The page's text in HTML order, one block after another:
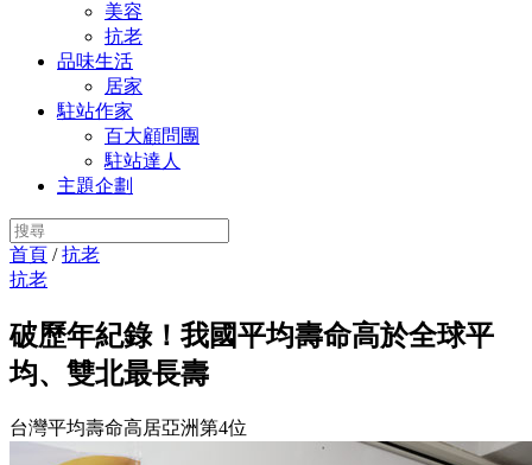
美容
抗老
品味生活
居家
駐站作家
百大顧問團
駐站達人
主題企劃
首頁 /抗老
抗老
破歷年紀錄！我國平均壽命高於全球平
均、雙北最長壽
台灣平均壽命高居亞洲第4位